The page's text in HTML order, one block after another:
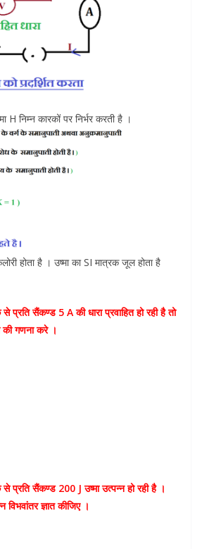
निम्न कारकों पर निर्भर करती है ।
होता है । उष्मा का SI मात्रक जूल होता है
प्रति सैंकण्ड 5 A की धारा प्रवाहित हो रही है तो
की गणना करे ।
प्रति सैंकण्ड 200 J उष्मा उत्पन्न हो रही है ।
विभवांतर ज्ञात कीजिए ।